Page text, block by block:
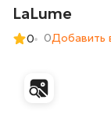
LaLume
0 0Добавить